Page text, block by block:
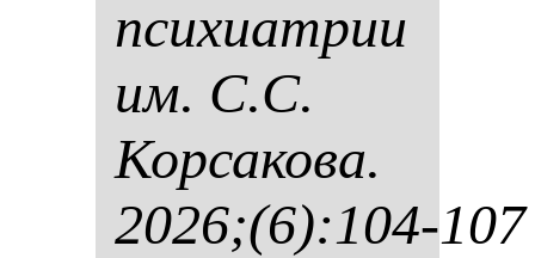
пси­хи­ат­рии
им. С.С.
Кор­са­ко­ва.
2026;(6):104-107